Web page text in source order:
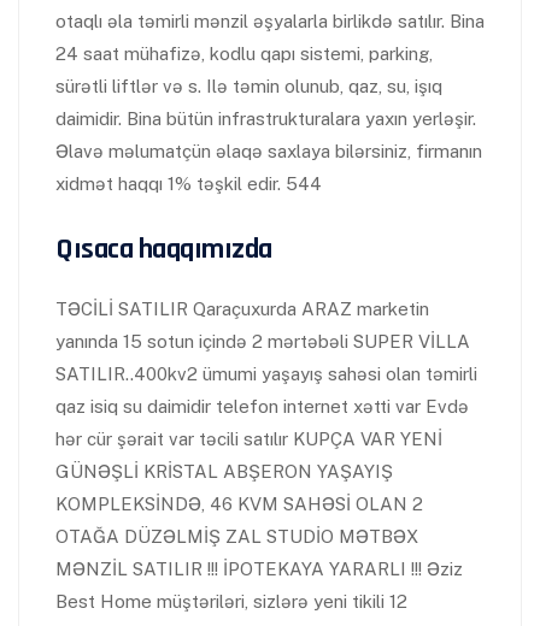
otaqlı əla təmirli mənzil əşyalarla birlikdə satılır. Bina
24 saat mühafizə, kodlu qapı sistemi, parking,
sürətli liftlər və s. Ilə təmin olunub, qaz, su, işıq
daimidir. Bina bütün infrastrukturalara yaxın yerləşir.
Əlavə məlumatçün əlaqə saxlaya bilərsiniz, firmanın
xidmət haqqı 1% təşkil edir. 544
Qısaca haqqımızda
TƏCİLİ SATILIR Qaraçuxurda ARAZ marketin
yanında 15 sotun içində 2 mərtəbəli SUPER VİLLA
SATILIR..400kv2 ümumi yaşayış sahəsi olan təmirli
qaz isiq su daimidir telefon internet xətti var Evdə
hər cür şərait var təcili satılır KUPÇA VAR YENİ
GÜNƏŞLİ KRİSTAL ABŞERON YAŞAYIŞ
KOMPLEKSİNDƏ, 46 KVM SAHƏSİ OLAN 2
OTAĞA DÜZƏLMİŞ ZAL STUDİO MƏTBƏX
MƏNZİL SATILIR !!! İPOTEKAYA YARARLI !!! Əziz
Best Home müştəriləri, sizlərə yeni tikili 12